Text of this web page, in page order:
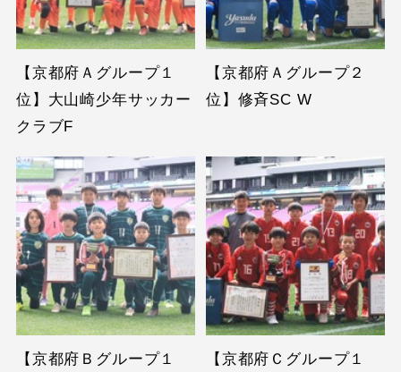
【京都府Ａグループ１
位】大山崎少年サッカー
クラブF
【京都府Ａグループ２
位】修斉SC W
【京都府Ｂグループ１
【京都府Ｃグループ１